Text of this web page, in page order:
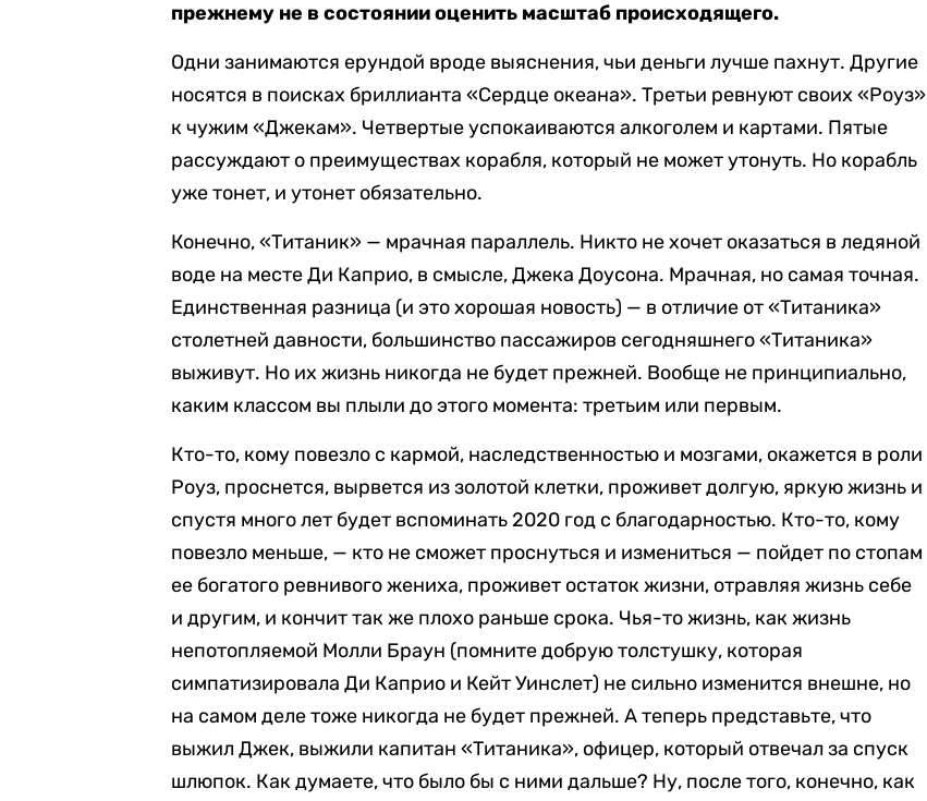
прежнему не в состоянии оценить масштаб происходящего.
Одни занимаются ерундой вроде выяснения, чьи деньги лучше пахнут. Другие
носятся в поисках бриллианта «Сердце океана». Третьи ревнуют своих «Роуз»
к чужим «Джекам». Четвертые успокаиваются алкоголем и картами. Пятые
рассуждают о преимуществах корабля, который не может утонуть. Но корабль
уже тонет, и утонет обязательно.
Конечно, «Титаник» — мрачная параллель. Никто не хочет оказаться в ледяной
воде на месте Ди Каприо, в смысле, Джека Доусона. Мрачная, но самая точная.
Единственная разница (и это хорошая новость) — в отличие от «Титаника»
столетней давности, большинство пассажиров сегодняшнего «Титаника»
выживут. Но их жизнь никогда не будет прежней. Вообще не принципиально,
каким классом вы плыли до этого момента: третьим или первым.
Кто-то, кому повезло с кармой, наследственностью и мозгами, окажется в роли
Роуз, проснется, вырвется из золотой клетки, проживет долгую, яркую жизнь и
спустя много лет будет вспоминать 2020 год с благодарностью. Кто-то, кому
повезло меньше, — кто не сможет проснуться и измениться — пойдет по стопам
ее богатого ревнивого жениха, проживет остаток жизни, отравляя жизнь себе
и другим, и кончит так же плохо раньше срока. Чья-то жизнь, как жизнь
непотопляемой Молли Браун (помните добрую толстушку, которая
симпатизировала Ди Каприо и Кейт Уинслет) не сильно изменится внешне, но
на самом деле тоже никогда не будет прежней. А теперь представьте, что
выжил Джек, выжили капитан «Титаника», офицер, который отвечал за спуск
шлюпок. Как думаете, что было бы с ними дальше? Ну, после того, конечно, как